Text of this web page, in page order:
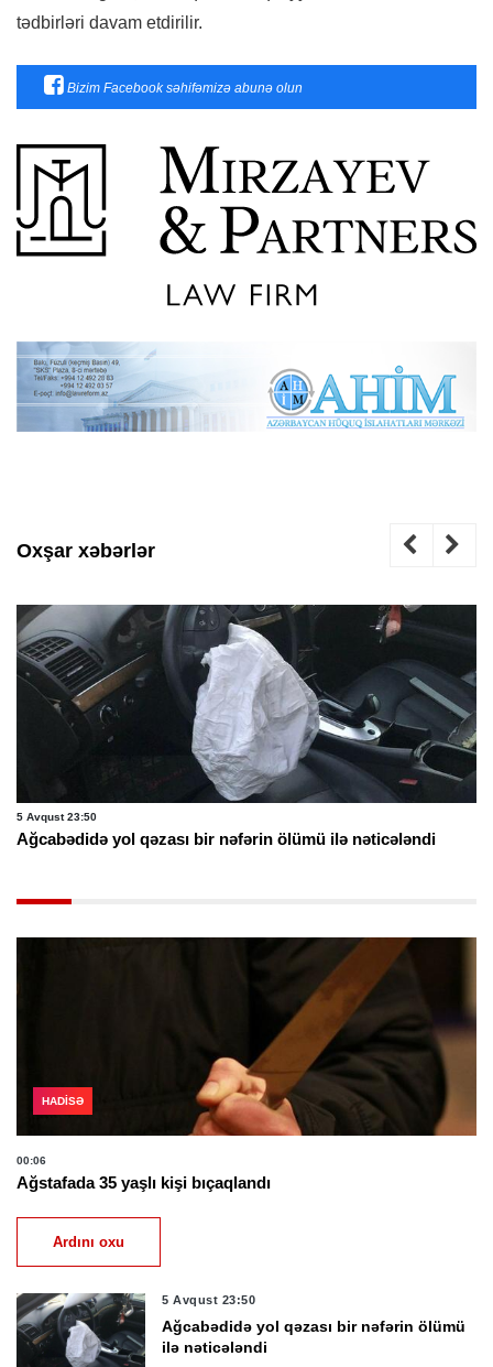
tədbirləri davam etdirilir.
Bizim Facebook səhifəmizə abunə olun
Oxşar xəbərlər
5 Avqust 23:50
Ağcabədidə yol qəzası bir nəfərin ölümü ilə nəticələndi
HADISƏ
00:06
Ağstafada 35 yaşlı kişi bıçaqlandı
Ardını oxu
5 Avqust 23:50
Ağcabədidə yol qəzası bir nəfərin ölümü
ilə nəticələndi